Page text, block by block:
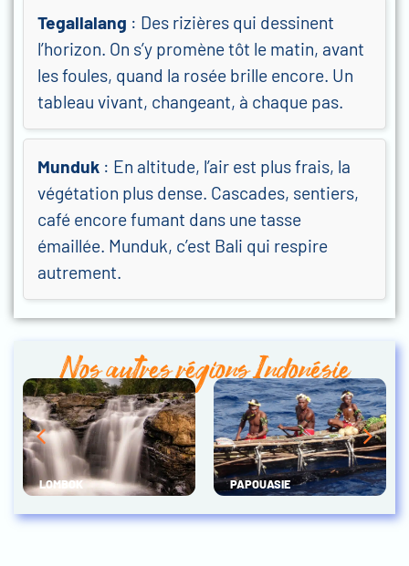
Tegallalang : Des rizières qui dessinent
l’horizon. On s’y promène tôt le matin, avant
les foules, quand la rosée brille encore. Un
tableau vivant, changeant, à chaque pas.
Munduk : En altitude, l’air est plus frais, la
végétation plus dense. Cascades, sentiers,
café encore fumant dans une tasse
émaillée. Munduk, c’est Bali qui respire
autrement.
Nos autres régions Indonésie
LOMBOK PAPOUASIE